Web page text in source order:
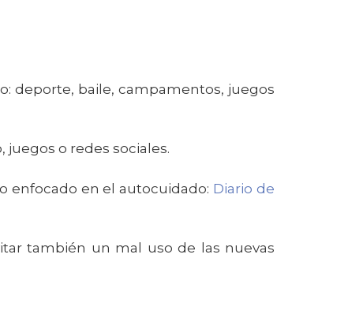
deporte, baile, campamentos, juegos
o redes sociales.
enfocado en el autocuidado: Diario de
también un mal uso de las nuevas